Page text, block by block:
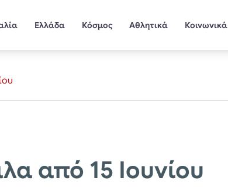
Ελλάδα Κόσμος Αθλητικά Κοινωνικά
από 15 Ιουνίου